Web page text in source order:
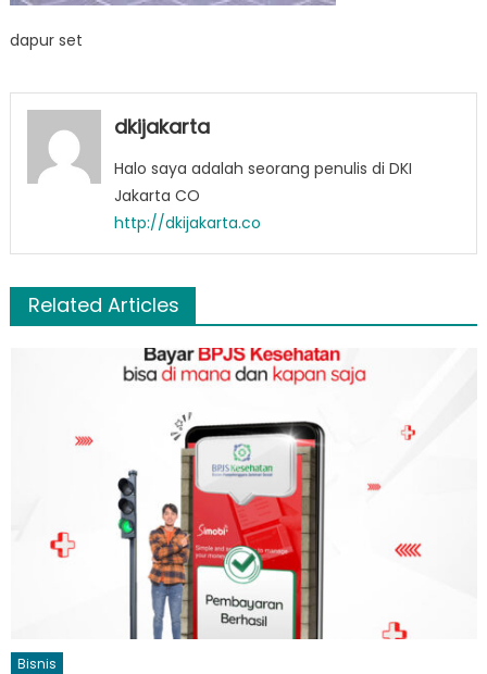
dapur set
dkijakarta
Halo saya adalah seorang penulis di DKI
Jakarta CO
http://dkijakarta.co
Related Articles
Bisnis